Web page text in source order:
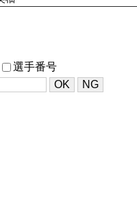
選手番号